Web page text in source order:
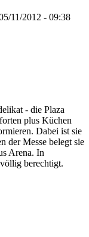
11/2012 - 09:38
- die Plaza
plus Küchen
Dabei ist sie
der Messe belegt sie
Arena. In
berechtigt.